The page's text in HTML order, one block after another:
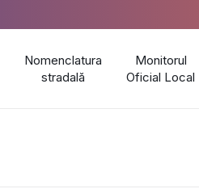
Nomenclatura
stradală
Monitorul
Oficial Local